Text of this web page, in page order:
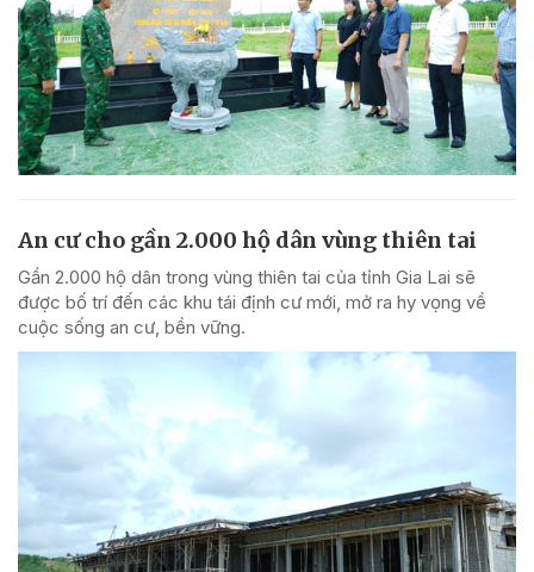
An cư cho gần 2.000 hộ dân vùng thiên tai
Gần 2.000 hộ dân trong vùng thiên tai của tỉnh Gia Lai sẽ
được bố trí đến các khu tái định cư mới, mở ra hy vọng về
cuộc sống an cư, bền vững.